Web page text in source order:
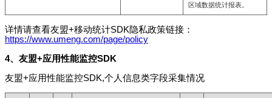
区域数据统计报表。
详情请查看友盟+移动统计SDK隐私政策链接：
https://www.umeng.com/page/policy
4、友盟+应用性能监控SDK
友盟+应用性能监控SDK,个人信息类字段采集情况